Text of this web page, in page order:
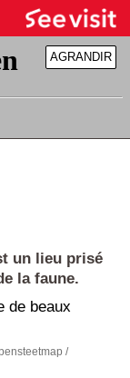
RÉDUIRE
AGRANDIR
un lieu prisé
la faune.
de beaux
/